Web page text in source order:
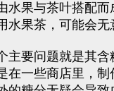
水果与茶叶搭配
水果茶，可能会无
主要问题就是其
在一些商店里，